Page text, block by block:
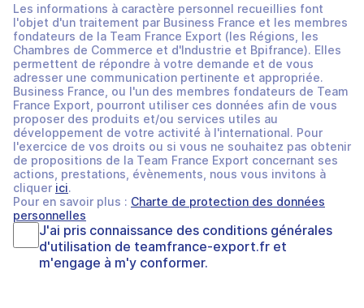
Les informations à caractère personnel recueillies font
l'objet d'un traitement par Business France et les membres
fondateurs de la Team France Export (les Régions, les
Chambres de Commerce et d'Industrie et Bpifrance). Elles
permettent de répondre à votre demande et de vous
adresser une communication pertinente et appropriée.
Business France, ou l'un des membres fondateurs de Team
France Export, pourront utiliser ces données afin de vous
proposer des produits et/ou services utiles au
développement de votre activité à l'international. Pour
l'exercice de vos droits ou si vous ne souhaitez pas obtenir
de propositions de la Team France Export concernant ses
actions, prestations, évènements, nous vous invitons à
cliquer ici.
Pour en savoir plus : Charte de protection des données
personnelles
J'ai pris connaissance des conditions générales
d'utilisation de teamfrance-export.fr et
m'engage à m'y conformer.